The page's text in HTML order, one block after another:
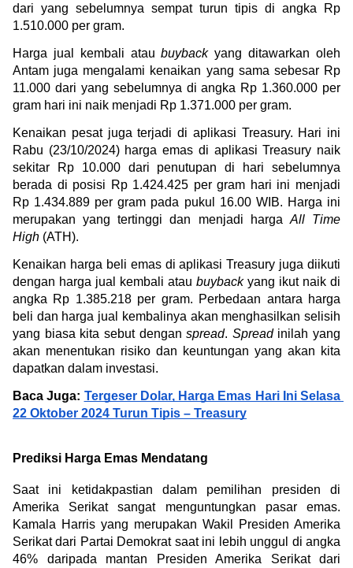
dari yang sebelumnya sempat turun tipis di angka Rp
1.510.000 per gram.
Harga jual kembali atau buyback yang ditawarkan oleh
Antam juga mengalami kenaikan yang sama sebesar Rp
11.000 dari yang sebelumnya di angka Rp 1.360.000 per
gram hari ini naik menjadi Rp 1.371.000 per gram.
Kenaikan pesat juga terjadi di aplikasi Treasury. Hari ini
Rabu (23/10/2024) harga emas di aplikasi Treasury naik
sekitar Rp 10.000 dari penutupan di hari sebelumnya
berada di posisi Rp 1.424.425 per gram hari ini menjadi
Rp 1.434.889 per gram pada pukul 16.00 WIB. Harga ini
merupakan yang tertinggi dan menjadi harga All Time
High (ATH).
Kenaikan harga beli emas di aplikasi Treasury juga diikuti
dengan harga jual kembali atau buyback yang ikut naik di
angka Rp 1.385.218 per gram. Perbedaan antara harga
beli dan harga jual kembalinya akan menghasilkan selisih
yang biasa kita sebut dengan spread. Spread inilah yang
akan menentukan risiko dan keuntungan yang akan kita
dapatkan dalam investasi.
Baca Juga: Tergeser Dolar, Harga Emas Hari Ini Selasa
22 Oktober 2024 Turun Tipis – Treasury
Prediksi Harga Emas Mendatang
Saat ini ketidakpastian dalam pemilihan presiden di
Amerika Serikat sangat menguntungkan pasar emas.
Kamala Harris yang merupakan Wakil Presiden Amerika
Serikat dari Partai Demokrat saat ini lebih unggul di angka
46% daripada mantan Presiden Amerika Serikat dari